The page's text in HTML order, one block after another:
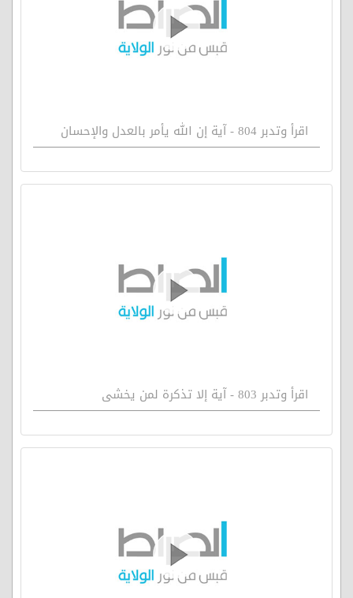
اقرأ وتدبر 804 - آية إن الله يأمر بالعدل والإحسان
اقرأ وتدبر 803 - آية إلا تذكرة لمن يخشى